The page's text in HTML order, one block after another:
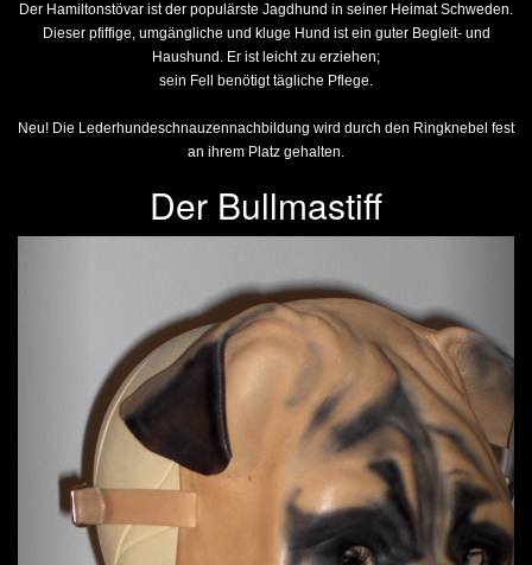
Der Hamiltonstövar ist der populärste Jagdhund in seiner Heimat Schweden.
Dieser pfiffige, umgängliche und kluge Hund ist ein guter Begleit- und
Haushund. Er ist leicht zu erziehen;
sein Fell benötigt tägliche Pflege.
Neu! Die Lederhundeschnauzennachbildung wird durch den Ringknebel fest
an ihrem Platz gehalten.
Der Bullmastiff